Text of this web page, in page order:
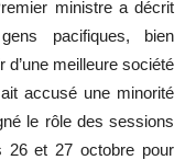
ministre a décrit
pacifiques, bien
meilleure société
accusé une minorité
le rôle des sessions
26 et 27 octobre pour